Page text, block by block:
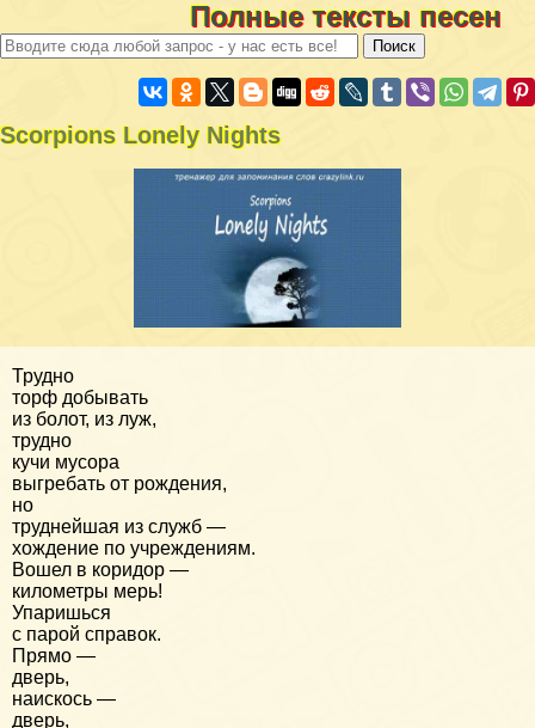
Полные тексты песен
Scorpions Lonely Nights
Трудно
торф добывать
из болот, из луж,
трудно
кучи мусора
выгребать от рождения,
но
труднейшая из служб —
хождение по учреждениям.
Вошел в коридор —
километры мерь!
Упаришься
с парой справок.
Прямо —
дверь,
наискось —
дверь,